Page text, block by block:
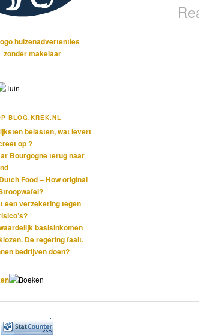
huizenadvertenties
zonder makelaar
BLOG.KREK.NL
belasten, wat levert
op ?
Bourgogne terug naar
Food – How original
een verzekering tegen
basisinkomen
De regering faalt.
bedrijven doen?